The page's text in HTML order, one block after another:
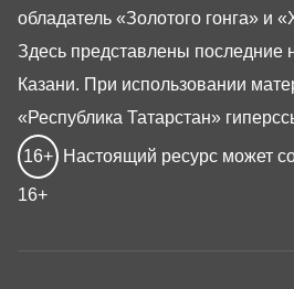
обладатель «Золотого гонга» и
Здесь представлены последние
Казани. При использовании
«Республика Татарстан»
16+ Настоящий ресурс может
16+